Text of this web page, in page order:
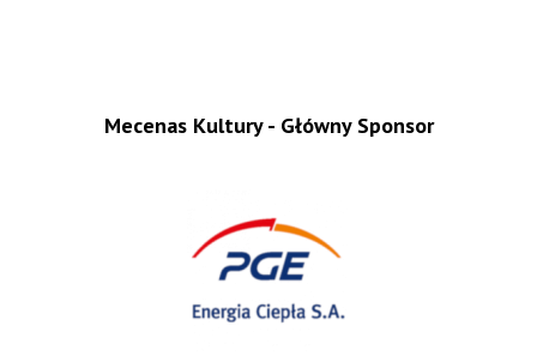
Mecenas Kultury - Główny Sponsor